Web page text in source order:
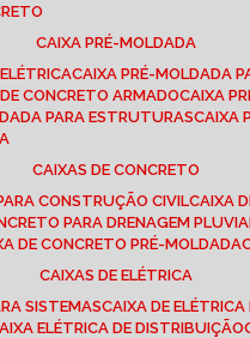
CAIXA PRÉ-MOLDADA
CAIXA PRÉ-MOLDADA
CONCRETO ARMADO
CAIXA
PARA ESTRUTURAS
CAIXAS DE CONCRETO
CONSTRUÇÃO CIVIL CAIXA
PARA DRENAGEM
DE CONCRETO PRÉ-MOLDADA
CAIXAS DE ELÉTRICA
SISTEMAS CAIXA DE
CAIXA ELÉTRICA DE DISTRIBUIÇÃO